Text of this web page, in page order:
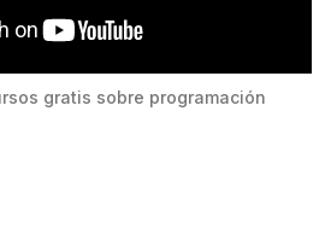
gratis sobre programación